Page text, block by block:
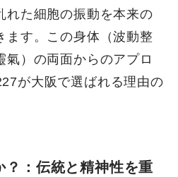
れた細胞の振動を本来の
ます。この身体（波動整
氣）の両面からのアプロ
が大阪で選ばれる理由の
？：伝統と精神性を重